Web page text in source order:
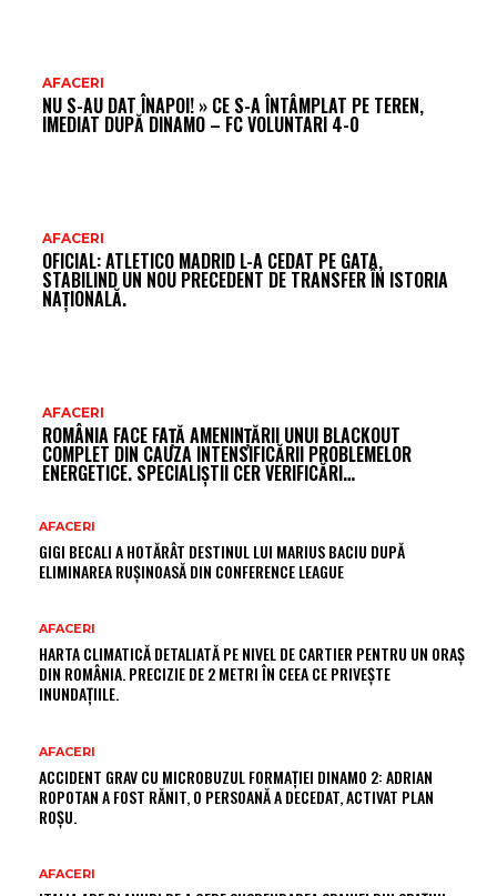
AFACERI
NU S-AU DAT ÎNAPOI! » CE S-A ÎNTÂMPLAT PE TEREN,
IMEDIAT DUPĂ DINAMO – FC VOLUNTARI 4-0
AFACERI
OFICIAL: ATLETICO MADRID L-A CEDAT PE GATA,
STABILIND UN NOU PRECEDENT DE TRANSFER ÎN ISTORIA
NAȚIONALĂ.
AFACERI
ROMÂNIA FACE FAȚĂ AMENINȚĂRII UNUI BLACKOUT
COMPLET DIN CAUZA INTENSIFICĂRII PROBLEMELOR
ENERGETICE. SPECIALIȘTII CER VERIFICĂRI…
AFACERI
GIGI BECALI A HOTĂRÂT DESTINUL LUI MARIUS BACIU DUPĂ
ELIMINAREA RUȘINOASĂ DIN CONFERENCE LEAGUE
AFACERI
HARTA CLIMATICĂ DETALIATĂ PE NIVEL DE CARTIER PENTRU UN ORAȘ
DIN ROMÂNIA. PRECIZIE DE 2 METRI ÎN CEEA CE PRIVEȘTE
INUNDAȚIILE.
AFACERI
ACCIDENT GRAV CU MICROBUZUL FORMAȚIEI DINAMO 2: ADRIAN
ROPOTAN A FOST RĂNIT, O PERSOANĂ A DECEDAT, ACTIVAT PLAN
ROȘU.
AFACERI